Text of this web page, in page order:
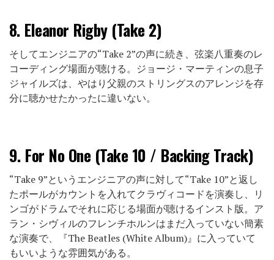
8.Eleanor Rigby (Take 2)
そしてエンジニアの“Take 2”の声に続き、弦楽八重奏のレ
コーディング場面が聴ける。ジョージ・マーティンの息子
ジャイルズは、やはり父親のストリングスのアレンジを存
分に聴かせたかったに違いない。
9.For No One (Take 10 / Backing Track)
“Take 9”というエンジニアの声に対して“Take 10”と返し
たポールがカウントを入れてクラヴィコードを演奏し、リ
ンゴがドラムでそれに応じる場面が聴けるインスト版。ア
ラン・シヴィルのフレンチホルンはまだ入っていない簡素
な演奏で、『The Beatles (White Album)』に入っていて
もいいような雰囲気がある。